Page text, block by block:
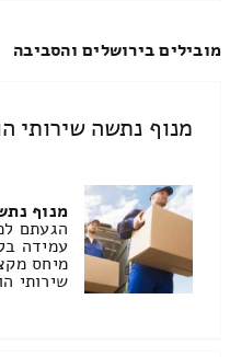
מובילים בירושלים והסביבה
מנוף נתשה שירותי
מנוף
הגעתם
עמידה
מיחס
שירותי